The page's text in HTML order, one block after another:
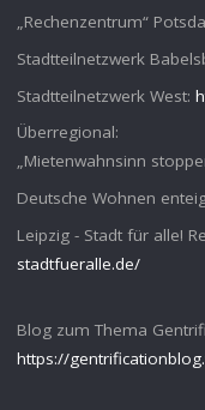
„Rechenzentrum“
Stadtteilnetzwerk
Stadtteilnetzwerk West:
Überregional:
„Mietenwahnsinn
Deutsche Wohnen
Leipzig - Stadt für alle!
stadtfueralle.de/
Blog zum Thema
https://